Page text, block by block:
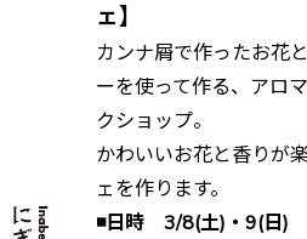
ェ】
カンナ屑で作ったお花
ーを使って作る、アロ
クショップ。
かわいいお花と香りが
ェを作ります。
◾️日時 3/8(土)・9(日)